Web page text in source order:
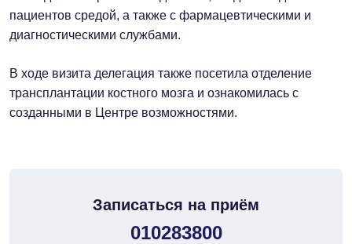
пациентов средой, а также с фармацевтическими и
диагностическими службами.
В ходе визита делегация также посетила отделение
трансплантации костного мозга и ознакомилась с
созданными в Центре возможностями.
Записаться на приём
010283800